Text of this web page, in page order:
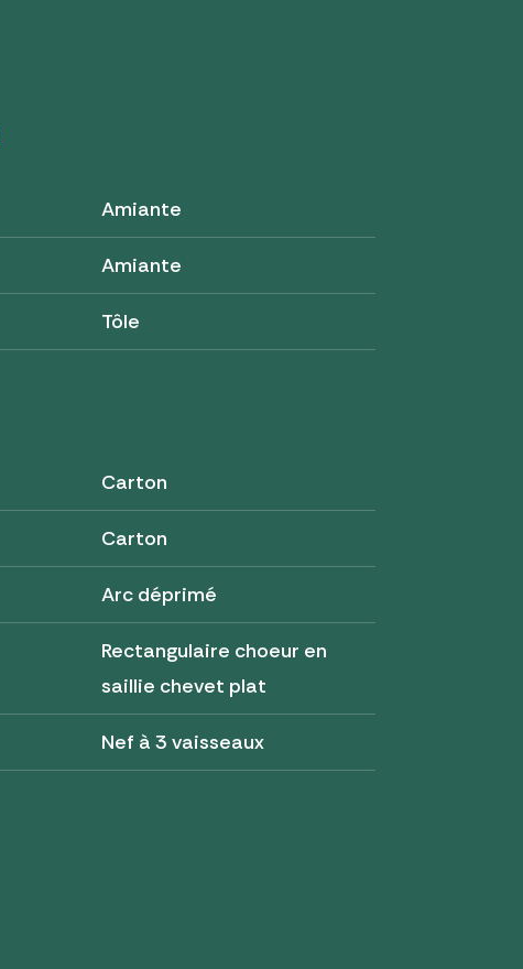
Amiante
Amiante
Tôle
Carton
Carton
Arc déprimé
Rectangulaire choeur en
saillie chevet plat
Nef à 3 vaisseaux